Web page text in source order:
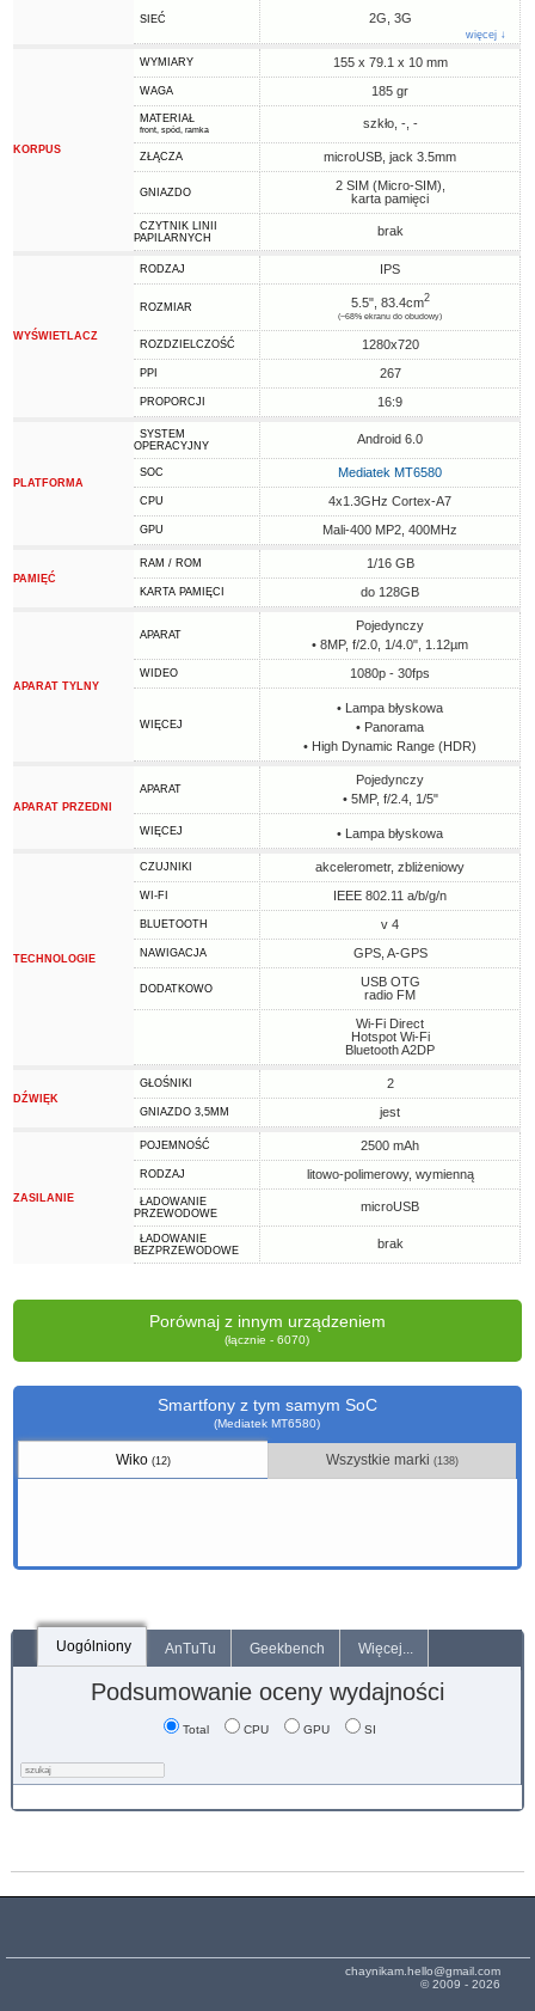
SIEĆ 2G, 3G
więcej ↓
KORPUS
WYMIARY 155 x 79.1 x 10 mm
WAGA 185 gr
MATERIAŁ
front, spód, ramka szkło, -, -
ZŁĄCZA microUSB, jack 3.5mm
GNIAZDO
2 SIM (Micro-SIM),
karta pamięci
CZYTNIK LINII
PAPILARNYCH
brak
WYŚWIETLACZ
RODZAJ IPS
ROZMIAR 5.5", 83.4cm2
(~68% ekranu do obudowy)
ROZDZIELCZOŚĆ 1280x720
PPI 267
PROPORCJI 16:9
PLATFORMA
SYSTEM
OPERACYJNY
Android 6.0
SOC Mediatek MT6580
CPU 4x1.3GHz Cortex-A7
GPU Mali-400 MP2, 400MHz
PAMIĘĆ
RAM / ROM 1/16 GB
KARTA PAMIĘCI do 128GB
APARAT TYLNY
APARAT
Pojedynczy
• 8MP, f/2.0, 1/4.0", 1.12µm
WIDEO 1080p - 30fps
WIĘCEJ
• Lampa błyskowa
• Panorama
• High Dynamic Range (HDR)
APARAT PRZEDNI
APARAT
Pojedynczy
• 5MP, f/2.4, 1/5"
WIĘCEJ • Lampa błyskowa
TECHNOLOGIE
CZUJNIKI akcelerometr, zbliżeniowy
WI-FI IEEE 802.11 a/b/g/n
BLUETOOTH v 4
NAWIGACJA GPS, A-GPS
DODATKOWO
USB OTG
radio FM
Wi-Fi Direct
Hotspot Wi-Fi
Bluetooth A2DP
DŹWIĘK
GŁOŚNIKI 2
GNIAZDO 3,5MM jest
ZASILANIE
POJEMNOŚĆ 2500 mAh
RODZAJ litowo-polimerowy, wymienną
ŁADOWANIE
PRZEWODOWE
microUSB
ŁADOWANIE
BEZPRZEWODOWE
brak
Porównaj z innym urządzeniem
(łącznie - 6070)
Smartfony z tym samym SoC
(Mediatek MT6580)
Wiko(12) Wszystkie marki(138)
Uogólniony AnTuTu Geekbench Więcej...
Podsumowanie oceny wydajności
Total CPU GPU SI
chaynikam.hello@gmail.com
© 2009 - 2026